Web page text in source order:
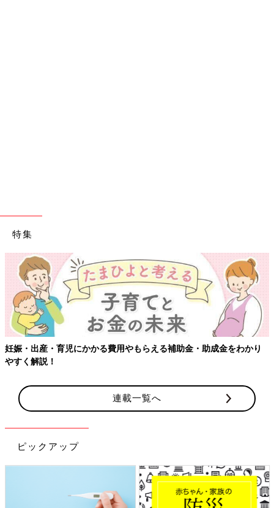
ピックアップ
感染症対策、いますぐできるこ
最新号